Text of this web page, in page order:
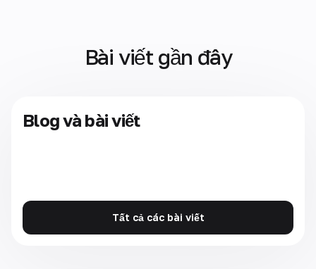
Bài viết gần đây
Blog và bài viết
Tất cả các bài viết